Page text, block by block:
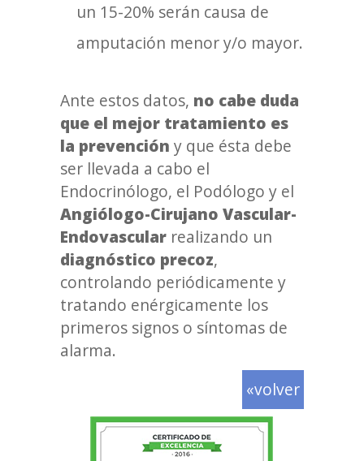
un 15-20% serán causa de
amputación menor y/o mayor.
Ante estos datos, no cabe duda
que el mejor tratamiento es
la prevención y que ésta debe
ser llevada a cabo el
Endocrinólogo, el Podólogo y el
Angiólogo-Cirujano Vascular-
Endovascular realizando un
diagnóstico precoz,
controlando periódicamente y
tratando enérgicamente los
primeros signos o síntomas de
alarma.
«volver